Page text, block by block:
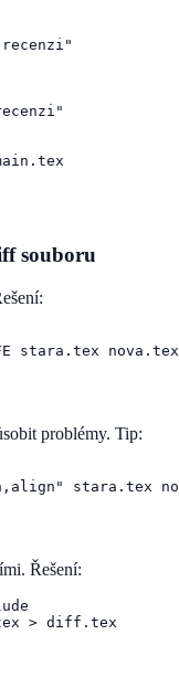
souboru
problémy. Tip:
Řešení: